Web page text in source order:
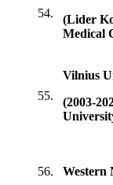
54.
(Lider
Medical
55.
Vilnius
(2003-
56. Western